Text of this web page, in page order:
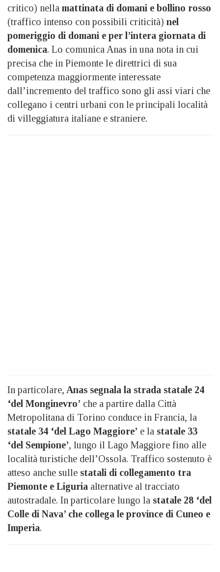
critico) nella mattinata di domani e bollino rosso
(traffico intenso con possibili criticità) nel
pomeriggio di domani e per l’intera giornata di
domenica. Lo comunica Anas in una nota in cui
precisa che in Piemonte le direttrici di sua
competenza maggiormente interessate
dall’incremento del traffico sono gli assi viari che
collegano i centri urbani con le principali località
di villeggiatura italiane e straniere.
In particolare, Anas segnala la strada statale 24
‘del Monginevro’ che a partire dalla Città
Metropolitana di Torino conduce in Francia, la
statale 34 ‘del Lago Maggiore’ e la statale 33
‘del Sempione’, lungo il Lago Maggiore fino alle
località turistiche dell’Ossola. Traffico sostenuto è
atteso anche sulle statali di collegamento tra
Piemonte e Liguria alternative al tracciato
autostradale. In particolare lungo la statale 28 ‘del
Colle di Nava’ che collega le province di Cuneo e
Imperia.